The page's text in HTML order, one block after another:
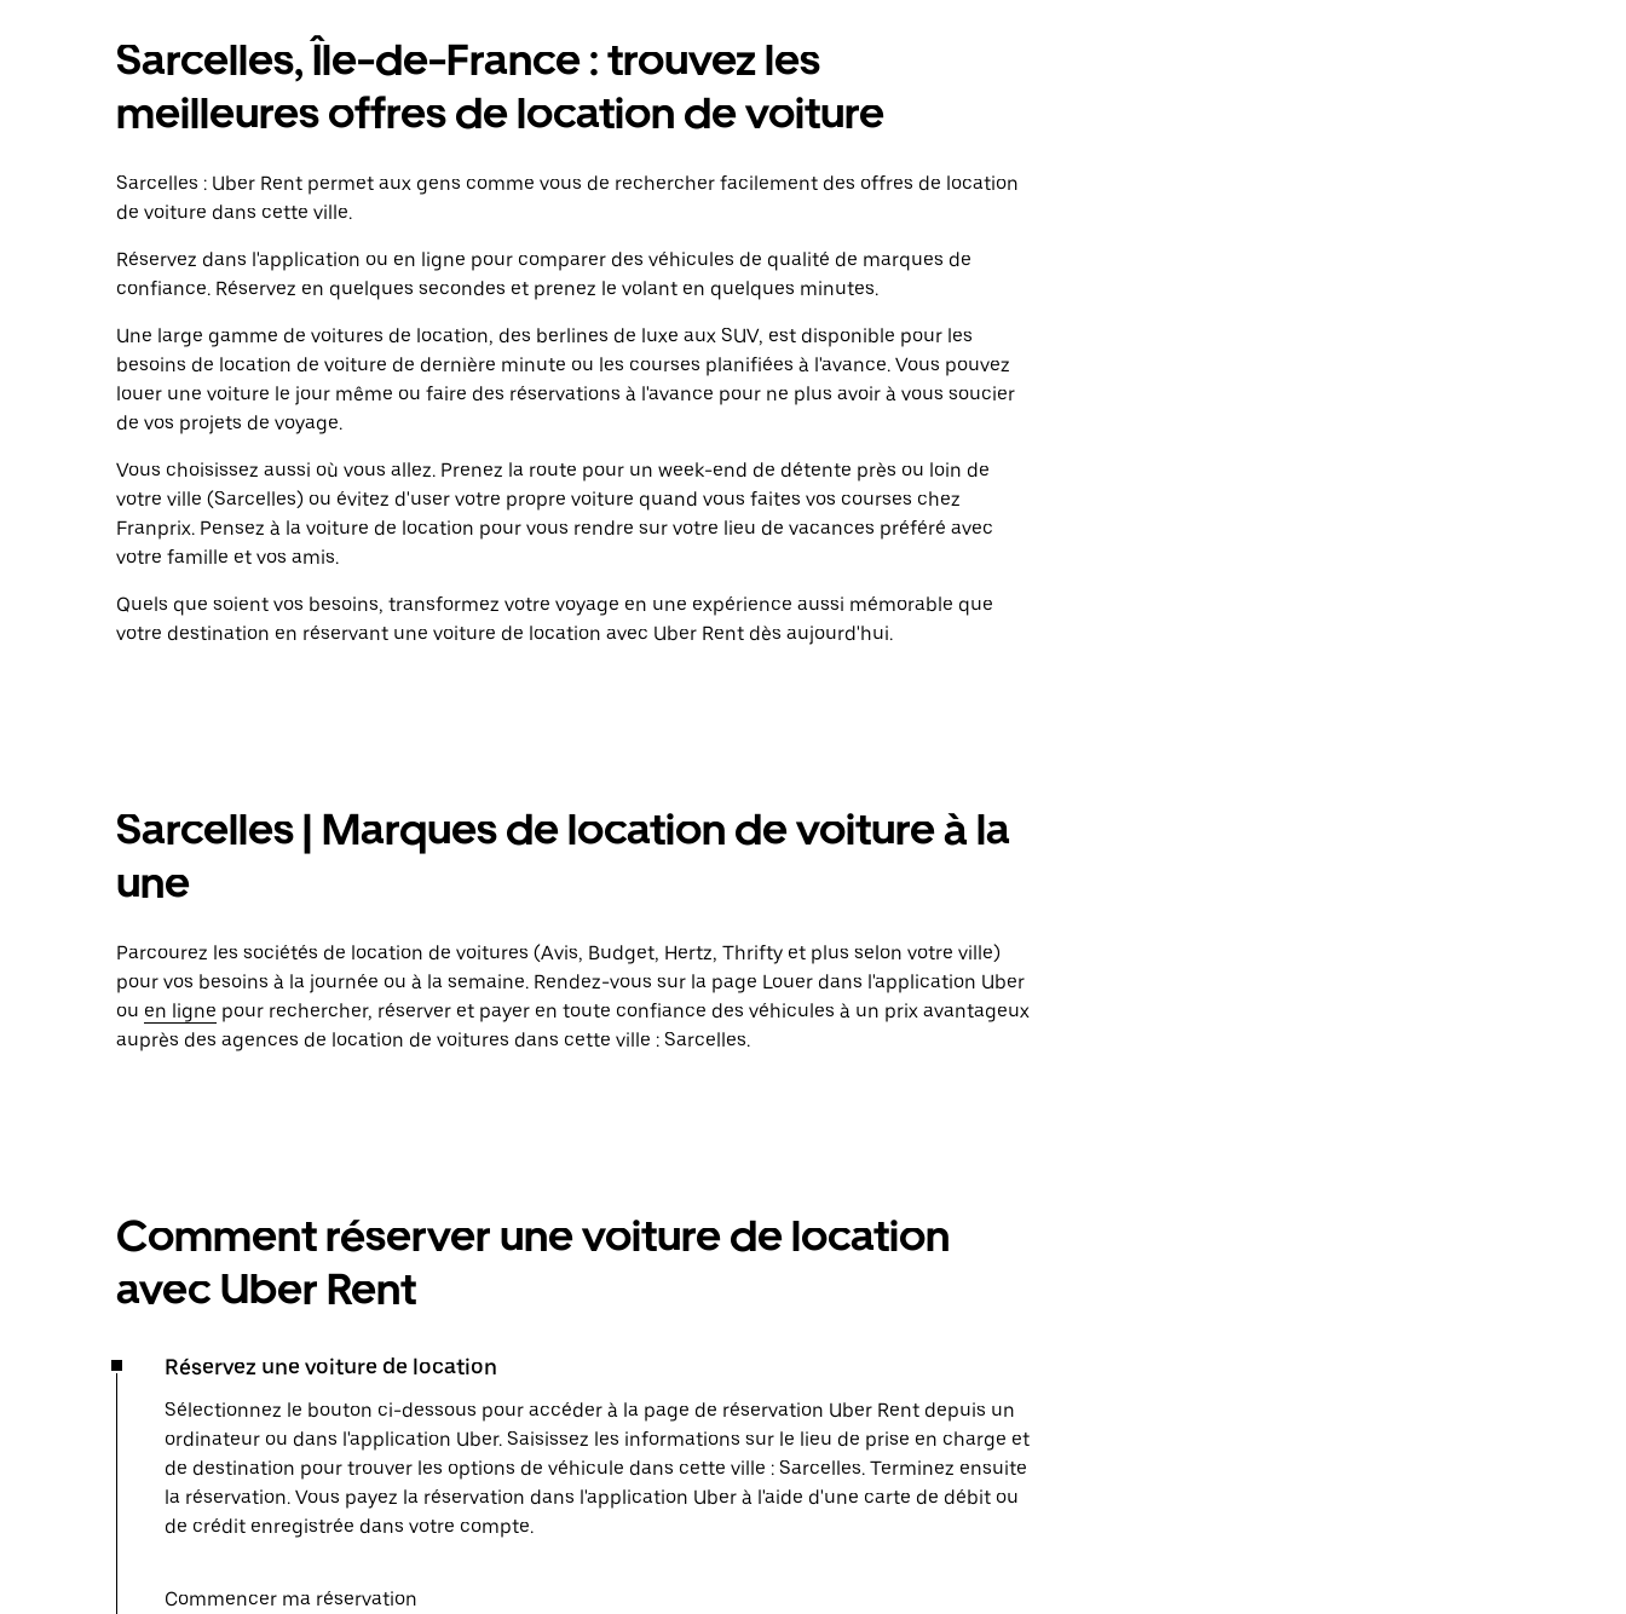
Sarcelles, Île-de-France : trouvez les
meilleures offres de location de voiture
Sarcelles : Uber Rent permet aux gens comme vous de rechercher facilement des offres de location
de voiture dans cette ville.
Réservez dans l'application ou en ligne pour comparer des véhicules de qualité de marques de
confiance. Réservez en quelques secondes et prenez le volant en quelques minutes.
Une large gamme de voitures de location, des berlines de luxe aux SUV, est disponible pour les
besoins de location de voiture de dernière minute ou les courses planifiées à l'avance. Vous pouvez
louer une voiture le jour même ou faire des réservations à l'avance pour ne plus avoir à vous soucier
de vos projets de voyage.
Vous choisissez aussi où vous allez. Prenez la route pour un week-end de détente près ou loin de
votre ville (Sarcelles) ou évitez d'user votre propre voiture quand vous faites vos courses chez
Franprix. Pensez à la voiture de location pour vous rendre sur votre lieu de vacances préféré avec
votre famille et vos amis.
Quels que soient vos besoins, transformez votre voyage en une expérience aussi mémorable que
votre destination en réservant une voiture de location avec Uber Rent dès aujourd'hui.
Sarcelles | Marques de location de voiture à la
une
Parcourez les sociétés de location de voitures (Avis, Budget, Hertz, Thrifty et plus selon votre ville)
pour vos besoins à la journée ou à la semaine. Rendez-vous sur la page Louer dans l'application Uber
ou en ligne pour rechercher, réserver et payer en toute confiance des véhicules à un prix avantageux
auprès des agences de location de voitures dans cette ville : Sarcelles.
Comment réserver une voiture de location
avec Uber Rent
Réservez une voiture de location
Sélectionnez le bouton ci-dessous pour accéder à la page de réservation Uber Rent depuis un
ordinateur ou dans l'application Uber. Saisissez les informations sur le lieu de prise en charge et
de destination pour trouver les options de véhicule dans cette ville : Sarcelles. Terminez ensuite
la réservation. Vous payez la réservation dans l'application Uber à l'aide d'une carte de débit ou
de crédit enregistrée dans votre compte.
Commencer ma réservation